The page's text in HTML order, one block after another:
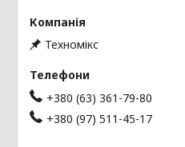
Техномікс
+380 (63) 361-79-80
+380 (97) 511-45-17